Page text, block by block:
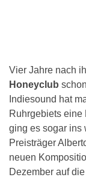
Vier Jahre nach
Honeyclub
Indiesound hat
Ruhrgebiets
ging es sogar ins
Preisträger
neuen
Dezember auf